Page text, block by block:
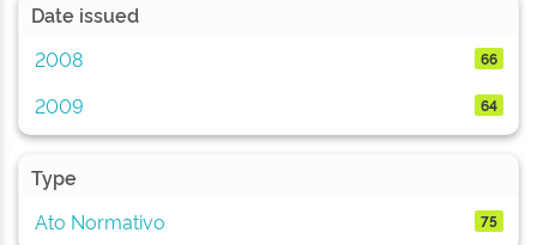
Date issued
2008
66
2009 64
Type
Ato Normativo
75